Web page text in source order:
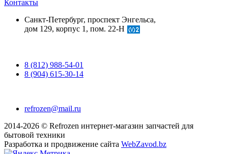
Контакты
Санкт-Петербург, проспект Энгельса,
дом 129, корпус 1, пом. 22-Н
8 (812) 988-54-01
8 (904) 615-30-14
refrozen@mail.ru
2014-2026 © Refrozen интернет-магазин запчастей для
бытовой техники
Разработка и продвижение сайта WebZavod.bz